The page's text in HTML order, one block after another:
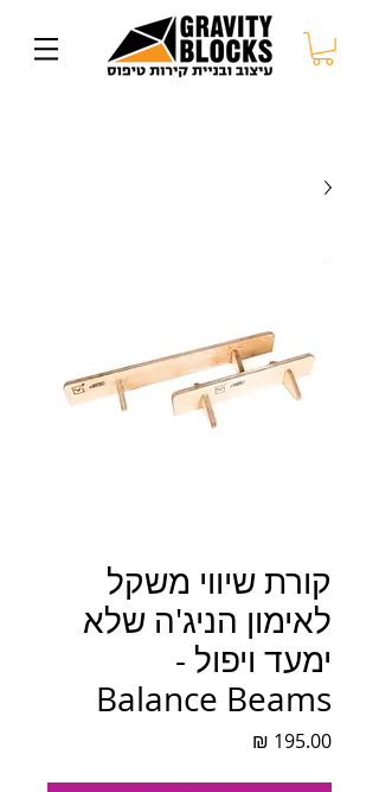
קורת שיווי משקל
לאימון הניג'ה שלא
ימעד ויפול -
Balance Beams